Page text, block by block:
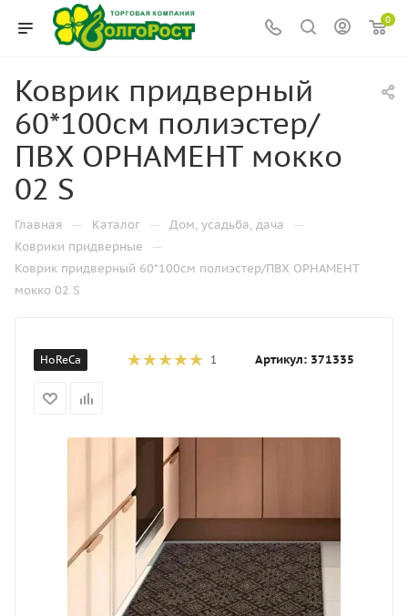
0
Коврик придверный
60*100см полиэстер/
ПВХ ОРНАМЕНТ мокко
02 S
Главная — Каталог — Дом, усадьба, дача —
Коврики придверные —
Коврик придверный 60*100см полиэстер/ПВХ ОРНАМЕНТ
мокко 02 S
HoReCa 1 Артикул: 371335